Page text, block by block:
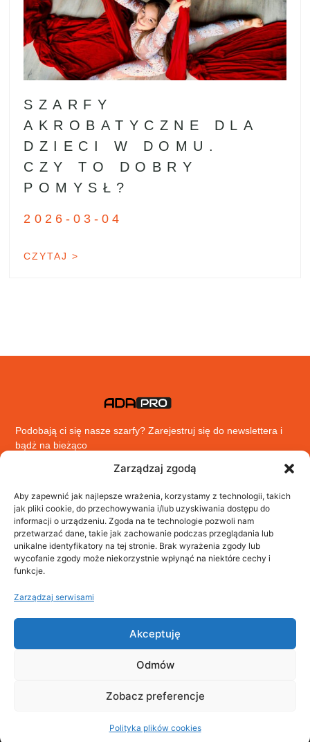
Zarządzaj zgodą
Aby zapewnić jak najlepsze wrażenia, korzystamy z technologii, takich
jak pliki cookie, do przechowywania i/lub uzyskiwania dostępu do
informacji o urządzeniu. Zgoda na te technologie pozwoli nam
przetwarzać dane, takie jak zachowanie podczas przeglądania lub
unikalne identyfikatory na tej stronie. Brak wyrażenia zgody lub
wycofanie zgody może niekorzystnie wpłynąć na niektóre cechy i
funkcje.
Zarządzaj serwisami
Akceptuję
Odmów
Zobacz preferencje
Polityka plików cookies
SZARFY
AKROBATYCZNE DLA
DZIECI W DOMU.
CZY TO DOBRY
POMYSŁ?
2026-03-04
CZYTAJ >
Podobają ci się nasze szarfy? Zarejestruj się do newslettera i
bądż na bieżąco
ZAPISZ SIĘ
©2026 ADAPRO